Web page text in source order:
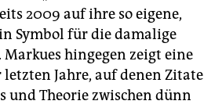
2009 auf ihre so eigene,
Symbol für die damalige
hingegen zeigt eine
Jahre, auf denen Zitate
und Theorie zwischen dünn